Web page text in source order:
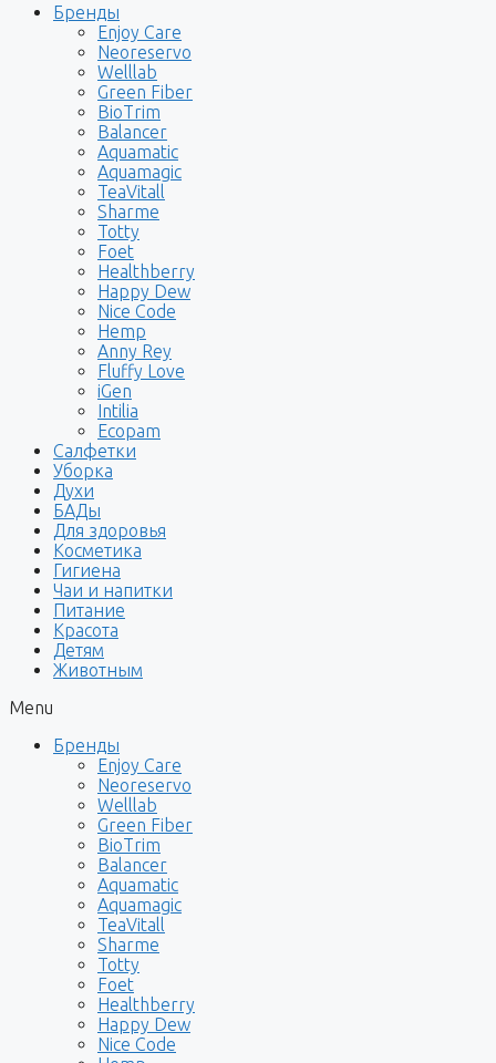
Бренды
Enjoy Care
Neoreservo
Welllab
Green Fiber
BioTrim
Balancer
Aquamatic
Aquamagic
TeaVitall
Sharme
Totty
Foet
Healthberry
Happy Dew
Nice Code
Hemp
Anny Rey
Fluffy Love
iGen
Intilia
Ecopam
Салфетки
Уборка
Духи
БАДы
Для здоровья
Косметика
Гигиена
Чаи и напитки
Питание
Красота
Детям
Животным
Menu
Бренды
Enjoy Care
Neoreservo
Welllab
Green Fiber
BioTrim
Balancer
Aquamatic
Aquamagic
TeaVitall
Sharme
Totty
Foet
Healthberry
Happy Dew
Nice Code